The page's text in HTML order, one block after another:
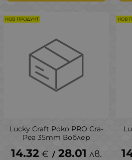
Lucky Craft Poko PRO Cra-
Pea 35mm Воблер
14.32 € / 28.01 лв.
НОВ ПРОДУКТ НОВ